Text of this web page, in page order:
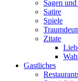
Sagen
Satire
Spiele
Zitate
Gastliches